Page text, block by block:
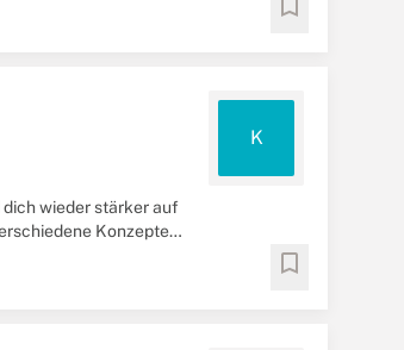
K
wieder stärker auf
Konzepte
bookmark